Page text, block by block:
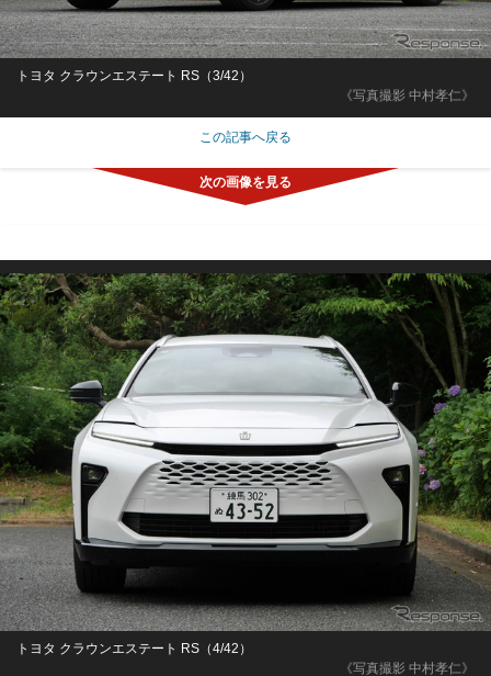
《写真撮影 中村孝仁》
トヨタ クラウンエステート RS（3/42）
この記事へ戻る
《写真撮影 中村孝仁》
トヨタ クラウンエステート RS（4/42）